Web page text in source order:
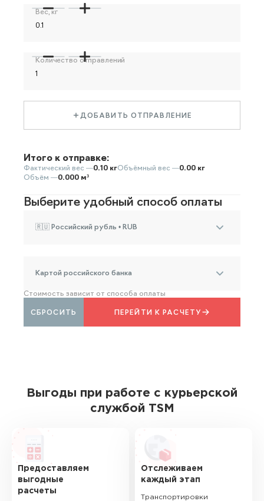
Вес, кг
Количество отправлений
ДОБАВИТЬ ОТПРАВЛЕНИЕ
Итого к отправке:
Фактический вес —0.10 кгОбъёмный вес —0.00 кг
Объём —0.000 м³
Выберите удобный способ оплаты
🇷🇺 Российский рубль • RUB
Картой российского банка
Стоимость зависит от способа оплаты
ПЕРЕЙТИ К РАСЧЕТУ
СБРОСИТЬ
Выгоды при работе с курьерской
службой TSM
Предоставляем
выгодные
расчеты
Отслеживаем
каждый этап
Транспортировки